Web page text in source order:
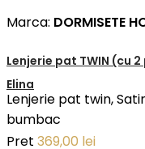
Marca: DORMISETE
Lenjerie pat TWIN (cu
Elina
Lenjerie pat twin,
bumbac
Pret 369,00 lei